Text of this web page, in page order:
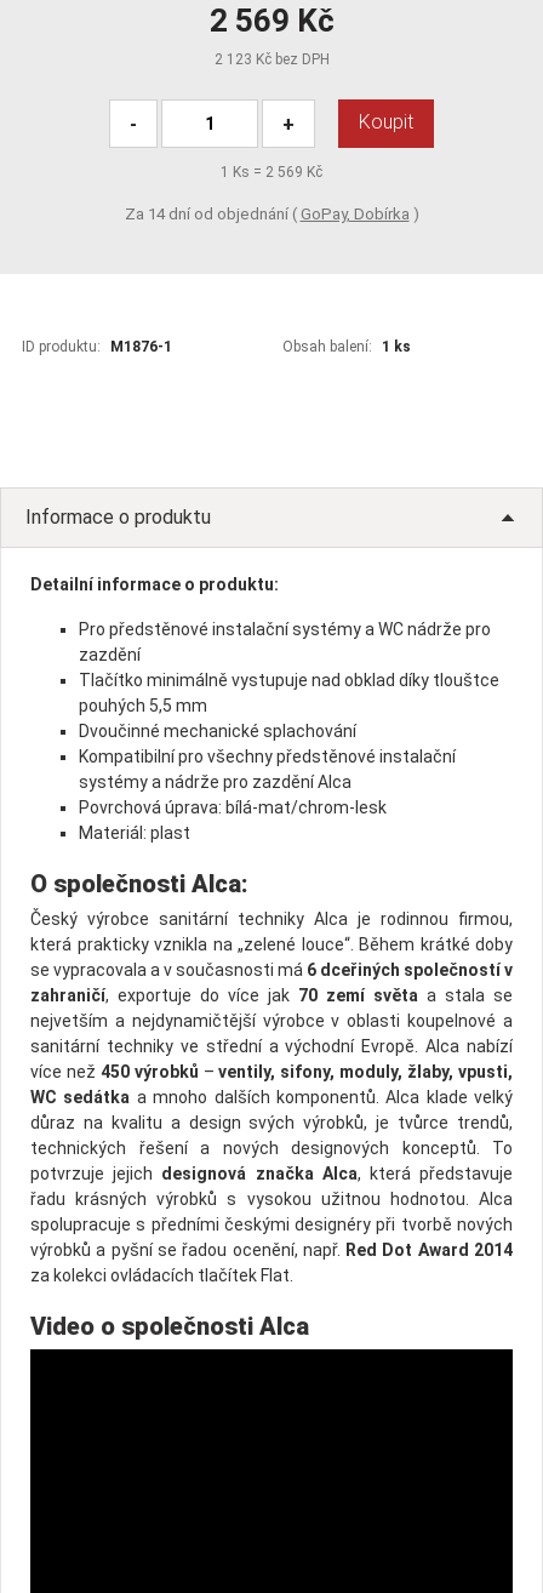
2 569 Kč
2 123 Kč bez DPH
- + Koupit
1 Ks = 2 569 Kč
Za 14 dní od objednání ( GoPay, Dobírka )
ID produktu: M1876-1 Obsah balení: 1 ks
Informace o produktu
Detailní informace o produktu:
Pro předstěnové instalační systémy a WC nádrže pro
zazdění
Tlačítko minimálně vystupuje nad obklad díky tlouštce
pouhých 5,5 mm
Dvoučinné mechanické splachování
Kompatibilní pro všechny předstěnové instalační
systémy a nádrže pro zazdění Alca
Povrchová úprava: bílá-mat/chrom-lesk
Materiál: plast
O společnosti Alca:
Český výrobce sanitární techniky Alca je rodinnou firmou,
která prakticky vznikla na „zelené louce“. Během krátké doby
se vypracovala a v současnosti má 6 dceřiných společností v
zahraničí, exportuje do více jak 70 zemí světa a stala se
nejvetším a nejdynamičtější výrobce v oblasti koupelnové a
sanitární techniky ve střední a východ­ní Evropě. Alca nabízí
více než 450 výrobků –ventily, sifony, moduly, žlaby, vpusti,
WC sedátka a mnoho dalších komponentů. Alca klade velký
důraz na kvalitu a design svých výrobků, je tvůrce trendů,
technických řešení a nových designových konceptů. To
potvrzuje jejich designová značka Alca, která před­stavuje
řadu krásných výrobků s vysokou užitnou hodnotou. Alca
spolupracuje s předními českými designéry při tvorbě nových
výrobků a pyšní se řadou ocenění, např. Red Dot Award 2014
za kolekci ovládacích tlačítek Flat.
Video o společnosti Alca